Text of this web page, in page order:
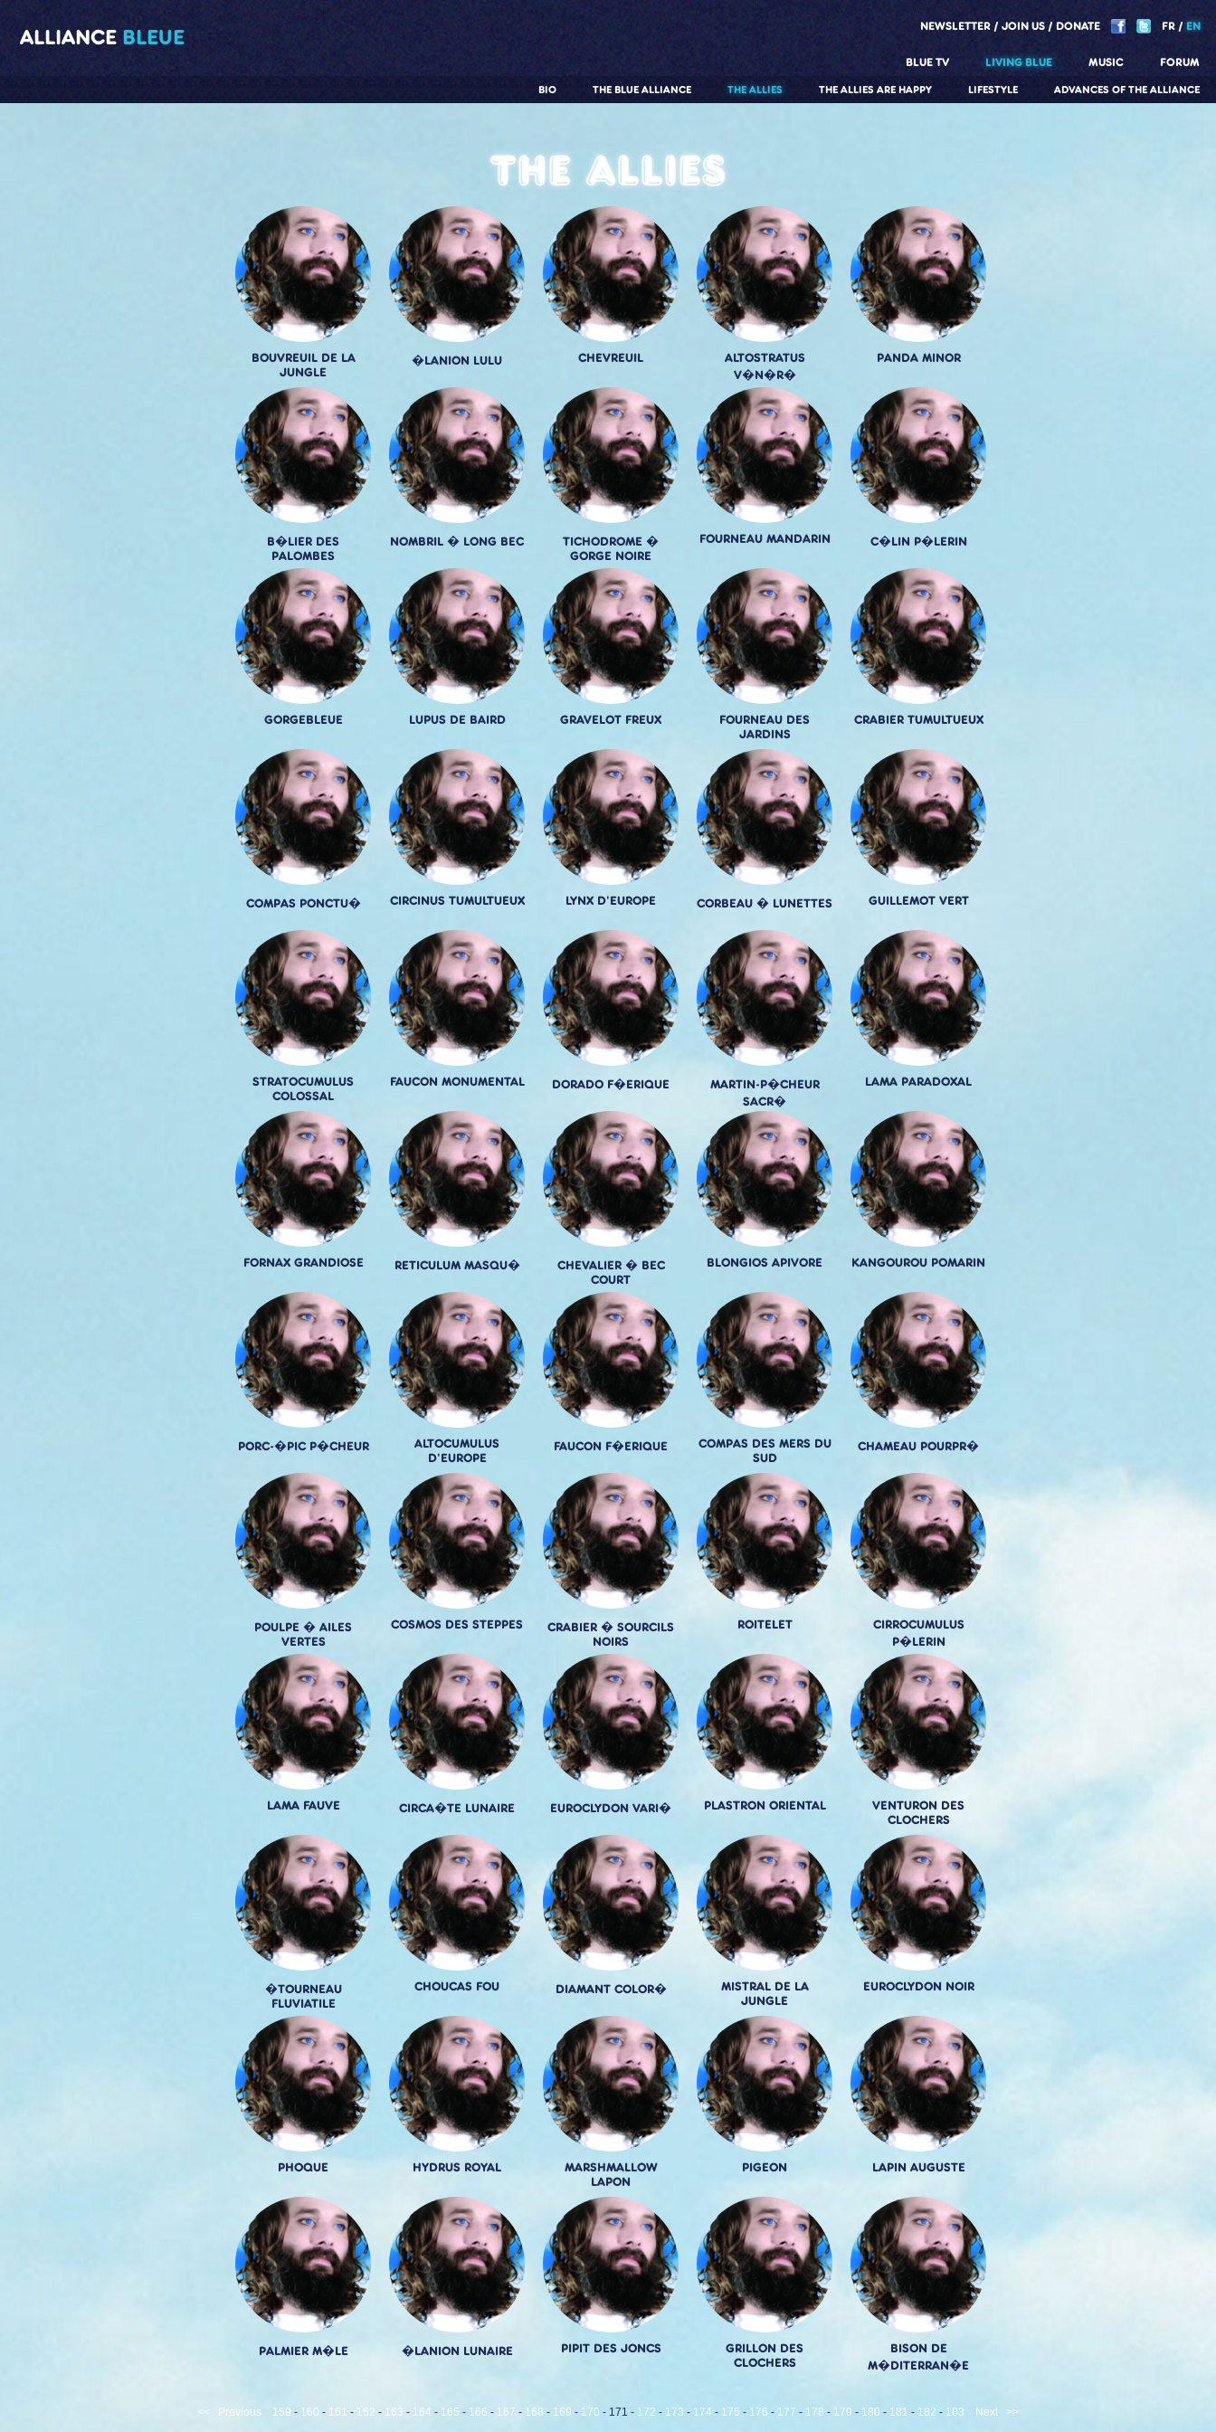
ALLIANCE BLEUE NEWSLETTER JOIN US DONATE FR EN
BLUE TV LIVING BLUE
ADVANCES OF THE ALLIANCE
LIFESTYLE
THE ALLIES ARE HAPPY
THE ALLIES
THE BLUE ALLIANCE
BIO
MUSIC FORUM
The allies
BOUVREUIL DE LA
JUNGLE
�LANION LULU CHEVREUIL
ALTOSTRATUS
V�N�R�
PANDA MINOR
B�LIER DES
PALOMBES
NOMBRIL � LONG BEC
TICHODROME �
GORGE NOIRE
FOURNEAU MANDARIN C�LIN P�LERIN
GORGEBLEUE LUPUS DE BAIRD GRAVELOT FREUX
FOURNEAU DES
JARDINS
CRABIER TUMULTUEUX
COMPAS PONCTU� CIRCINUS TUMULTUEUX LYNX D'EUROPE CORBEAU � LUNETTES GUILLEMOT VERT
STRATOCUMULUS
COLOSSAL
FAUCON MONUMENTAL DORADO F�ERIQUE
MARTIN-P�CHEUR
SACR�
LAMA PARADOXAL
FORNAX GRANDIOSE RETICULUM MASQU�
CHEVALIER � BEC
COURT
BLONGIOS APIVORE KANGOUROU POMARIN
PORC-�PIC P�CHEUR
ALTOCUMULUS
D'EUROPE
FAUCON F�ERIQUE
COMPAS DES MERS DU
SUD
CHAMEAU POURPR�
POULPE � AILES
VERTES
COSMOS DES STEPPES
CRABIER � SOURCILS
NOIRS
ROITELET
CIRROCUMULUS
P�LERIN
LAMA FAUVE CIRCA�TE LUNAIRE EUROCLYDON VARI� PLASTRON ORIENTAL
VENTURON DES
CLOCHERS
�TOURNEAU
FLUVIATILE
CHOUCAS FOU DIAMANT COLOR�
MISTRAL DE LA
JUNGLE
EUROCLYDON NOIR
PHOQUE HYDRUS ROYAL
MARSHMALLOW
LAPON
PIGEON LAPIN AUGUSTE
PALMIER M�LE �LANION LUNAIRE PIPIT DES JONCS
GRILLON DES
CLOCHERS
BISON DE
M�DITERRAN�E
<< Previous 159 - 160 - 161 - 162 - 163 - 164 - 165 - 166 - 167 - 168 - 169 - 170 - 171 - 172 - 173 - 174 - 175 - 176 - 177 - 178 - 179 - 180 - 181 - 182 - 183 Next >>